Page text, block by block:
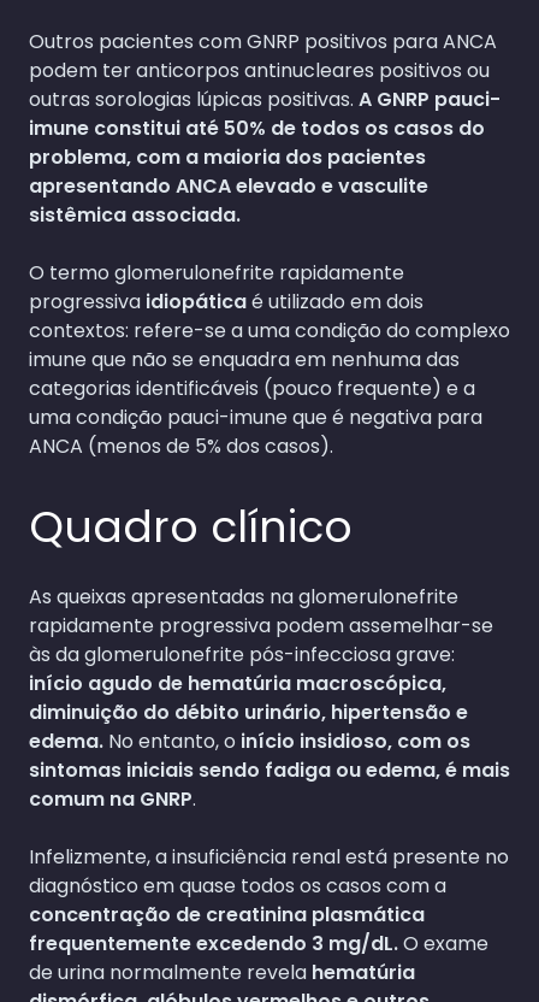
Outros pacientes com GNRP positivos para ANCA
podem ter anticorpos antinucleares positivos ou
outras sorologias lúpicas positivas. A GNRP pauci-
imune constitui até 50% de todos os casos do
problema, com a maioria dos pacientes
apresentando ANCA elevado e vasculite
sistêmica associada.
O termo glomerulonefrite rapidamente
progressiva idiopáticaé utilizado em dois
contextos: refere-se a uma condição do complexo
imune que não se enquadra em nenhuma das
categorias identificáveis (pouco frequente) e a
uma condição pauci-imune que é negativa para
ANCA (menos de 5% dos casos).
Quadro clínico
As queixas apresentadas na glomerulonefrite
rapidamente progressiva podem assemelhar-se
às da glomerulonefrite pós-infecciosa grave:
início agudo de hematúria macroscópica,
diminuição do débito urinário, hipertensão e
edema. No entanto, o início insidioso, com os
sintomas iniciais sendo fadiga ou edema, é mais
comum na GNRP.
Infelizmente, a insuficiência renal está presente no
diagnóstico em quase todos os casos com a
concentração de creatinina plasmática
frequentemente excedendo 3 mg/dL.O exame
de urina normalmente revela hematúria